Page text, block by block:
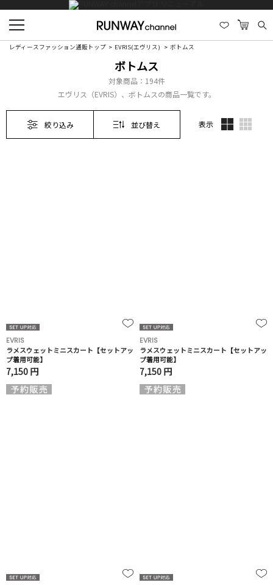
レディースファッション通販トップ EVRIS(エヴリス) ボトムス
ボトムス
対象商品： 194件
エヴリス（EVRIS）、ボトムスの商品一覧です。
絞り込み 並び替え 表示
EVRIS
ラメスウェットミニスカート【セットアッ
プ着用可能】
7,150 円
EVRIS
ラメスウェットミニスカート【セットアッ
プ着用可能】
7,150 円